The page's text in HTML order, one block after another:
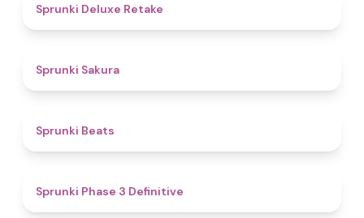
Sprunki Deluxe Retake
Sprunki Sakura
Sprunki Beats
Sprunki Phase 3 Definitive